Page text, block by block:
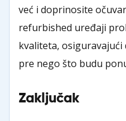
već i doprinosite
refurbished uređaji
kvaliteta, osiguravajući
pre nego što budu
Zaključak